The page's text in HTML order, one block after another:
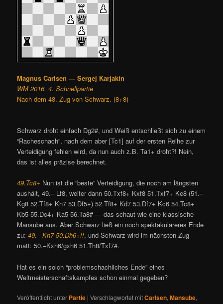
Magnus Carlsen — Sergej Karjakin
WM 2016, 4. Schnellpartie
Nach dem 48. Zug von Schwarz. (8+8)
Schwarz droht einfach Dg2#, und Weiß entschließt sich zu einem
“Racheschach”, nach dem aber [Tc1] auf der ersten Reihe zur
Verteidigung fehlen wird, da nun auch z.B. Ta1+ droht?! Nein,
das ist alles präzise berechnet.
49.Tc8+ Nun ist die “beste” Verteidigung, die noch am längsten
aushält, 49.– Lf8, weiter dann 50.Txf8+ Kxf8 51.Txf7+ Ke8 (51.–
Kg8 52.Tf8+ Kh7 53.Df5+) 52.Tf8+ Kd7 53.Df7+ Kc6 54.Tc8+
Kb5 55.Dc4+ Ka5 56.Ta8# — das schaut wie eine klassische
Mansube aus. Aber Schwarz ließ ein noch spektakuläreres Ende
zu:49.– Kh7 50.Dh6+!!, und Schwarz wird im nächsten Zug
matt: 50.–Kxh6/gxh6 51.Th8/Txf7#.
Hat es ein solch “problemschachliches Ende” eines
Weltmeisterschaftskampfes schon einmal gegeben?
Veröffentlicht unter Partie |Verschlagwortet mitCarlsen,Mansube,